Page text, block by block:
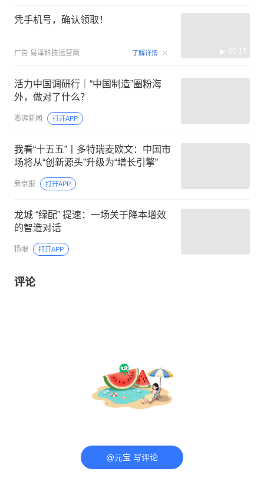
凭手机号，确认领取！
广告 易泽科技运营商 了解详情 00:15
活力中国调研行｜“中国制造”圈粉海
外，做对了什么？
澎湃新闻 打开APP
我看“十五五”丨多特瑞麦欧文：中国市
场将从“创新源头”升级为“增长引擎”
新京报 打开APP
龙城 “绿配” 提速：一场关于降本增效
的智造对话
扬眼 打开APP
评论
@元宝 写评论